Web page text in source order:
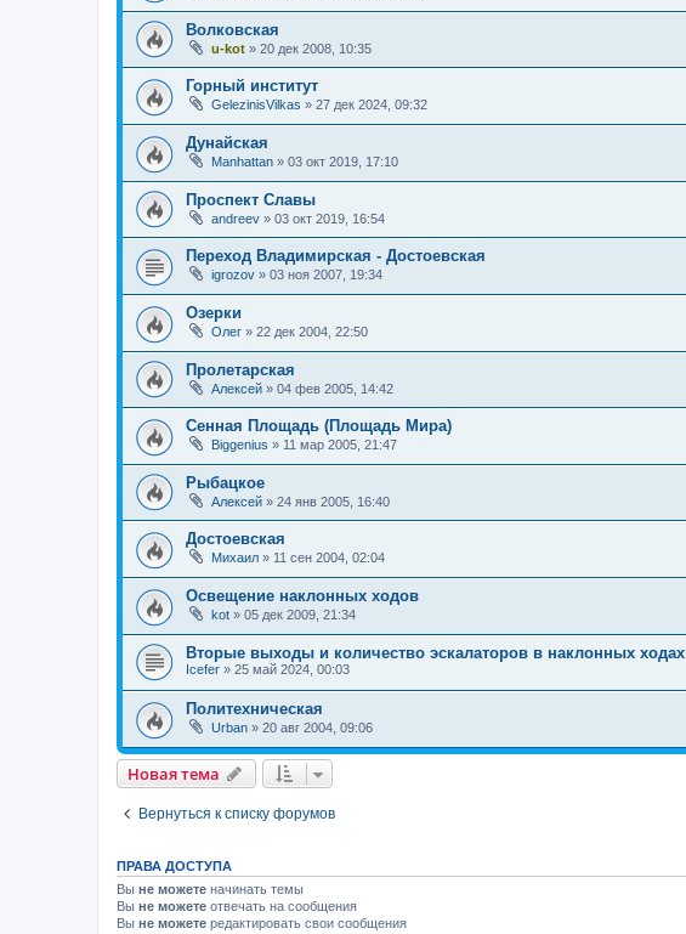
Волковская
u-kot » 20 дек 2008, 10:35
Горный институт
GelezinisVilkas » 27 дек 2024, 09:32
Дунайская
Manhattan » 03 окт 2019, 17:10
Проспект Славы
andreev » 03 окт 2019, 16:54
Переход Владимирская - Достоевская
igrozov » 03 ноя 2007, 19:34
Озерки
Олег » 22 дек 2004, 22:50
Пролетарская
Алексей » 04 фев 2005, 14:42
Сенная Площадь (Площадь Мира)
Biggenius » 11 мар 2005, 21:47
Рыбацкое
Алексей » 24 янв 2005, 16:40
Достоевская
Михаил » 11 сен 2004, 02:04
Освещение наклонных ходов
kot » 05 дек 2009, 21:34
Вторые выходы и количество эскалаторов в наклонных ходах
Icefer » 25 май 2024, 00:03
Политехническая
Urban » 20 авг 2004, 09:06
Новая тема
Вернуться к списку форумов
ПРАВА ДОСТУПА
Вы не можете начинать темы
Вы не можете отвечать на сообщения
Вы не можете редактировать свои сообщения